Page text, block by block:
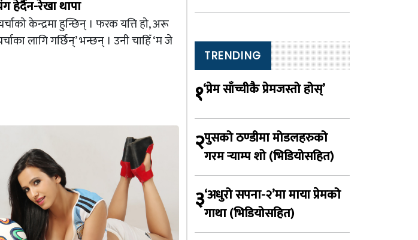
हेर्दैन-रेखा थापा
केन्द्रमा हुन्छिन् । फरक यत्ति हो, अरू
लागि गर्छिन्’ भन्छन् । उनी चाहिँ ‘म जे
TRENDING
१‘प्रेम साँच्चीकै प्रेमजस्तो होस्’
२पुसको ठण्डीमा मोडलहरुको
गरम र्‍याम्प शो (भिडियोसहित)
३‘अधुरो सपना-२’मा माया प्रेमको
गाथा (भिडियोसहित)